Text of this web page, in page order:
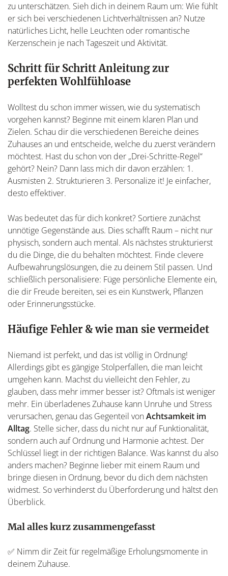
zu unterschätzen. Sieh dich in deinem Raum um: Wie fühlt
er sich bei verschiedenen Lichtverhältnissen an? Nutze
natürliches Licht, helle Leuchten oder romantische
Kerzenschein je nach Tageszeit und Aktivität.
Schritt für Schritt Anleitung zur
perfekten Wohlfühloase
Wolltest du schon immer wissen, wie du systematisch
vorgehen kannst? Beginne mit einem klaren Plan und
Zielen. Schau dir die verschiedenen Bereiche deines
Zuhauses an und entscheide, welche du zuerst verändern
möchtest. Hast du schon von der „Drei-Schritte-Regel“
gehört? Nein? Dann lass mich dir davon erzählen: 1.
Ausmisten 2. Strukturieren 3. Personalize it! Je einfacher,
desto effektiver.
Was bedeutet das für dich konkret? Sortiere zunächst
unnötige Gegenstände aus. Dies schafft Raum – nicht nur
physisch, sondern auch mental. Als nächstes strukturierst
du die Dinge, die du behalten möchtest. Finde clevere
Aufbewahrungslösungen, die zu deinem Stil passen. Und
schließlich personalisiere: Füge persönliche Elemente ein,
die dir Freude bereiten, sei es ein Kunstwerk, Pflanzen
oder Erinnerungsstücke.
Häufige Fehler & wie man sie vermeidet
Niemand ist perfekt, und das ist völlig in Ordnung!
Allerdings gibt es gängige Stolperfallen, die man leicht
umgehen kann. Machst du vielleicht den Fehler, zu
glauben, dass mehr immer besser ist? Oftmals ist weniger
mehr. Ein überladenes Zuhause kann Unruhe und Stress
verursachen, genau das Gegenteil vonAchtsamkeit im
Alltag. Stelle sicher, dass du nicht nur auf Funktionalität,
sondern auch auf Ordnung und Harmonie achtest. Der
Schlüssel liegt in der richtigen Balance. Was kannst du also
anders machen? Beginne lieber mit einem Raum und
bringe diesen in Ordnung, bevor du dich dem nächsten
widmest. So verhinderst du Überforderung und hältst den
Überblick.
Mal alles kurz zusammengefasst
✅ Nimm dir Zeit für regelmäßige Erholungsmomente in
deinem Zuhause.